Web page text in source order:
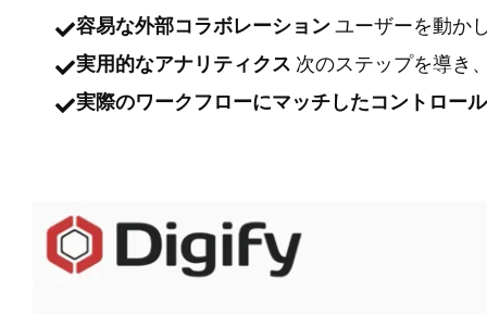
容易な外部コラボレーション ユーザーを動か
実用的なアナリティクス 次のステップを導き
実際のワークフローにマッチしたコントロー